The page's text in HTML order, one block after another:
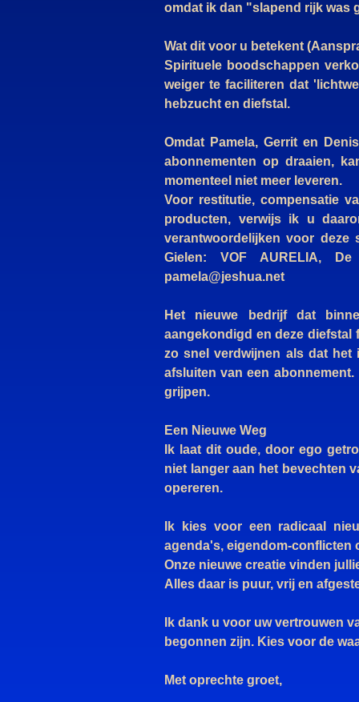
omdat ik dan "slapend rijk was
Wat dit voor u betekent
Spirituele boodschappen
weiger te faciliteren dat
hebzucht en diefstal.
Omdat Pamela, Gerrit en
abonnementen op draaien,
momenteel niet meer leveren.
Voor restitutie, compensatie
producten, verwijs ik u
verantwoordelijken voor deze
Gielen: VOF AURELIA,
pamela@jeshua.net
Het nieuwe bedrijf dat
aangekondigd en deze diefstal
zo snel verdwijnen als dat het
afsluiten van een
grijpen.
Een Nieuwe Weg
Ik laat dit oude, door ego
niet langer aan het bevechten
opereren.
Ik kies voor een radicaal
agenda's, eigendom-conflicten
Onze nieuwe creatie vinden
Alles daar is puur, vrij en
Ik dank u voor uw vertrouwen
begonnen zijn. Kies voor de
Met oprechte groet,